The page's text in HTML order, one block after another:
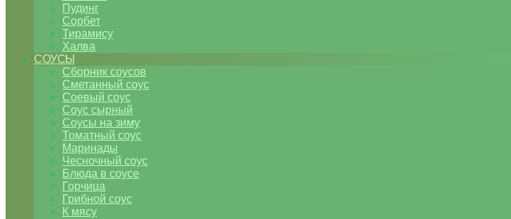
Пудинг
Сорбет
Тирамису
Халва
СОУСЫ
Сборник соусов
Сметанный соус
Соевый соус
Соус сырный
Соусы на зиму
Томатный соус
Маринады
Чесночный соус
Блюда в соусе
Горчица
Грибной соус
К мясу